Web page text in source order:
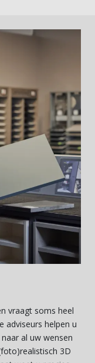
vraagt soms heel
adviseurs helpen u
al uw wensen
3D